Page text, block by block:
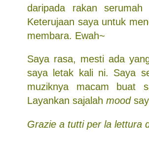
daripada rakan
Keterujaan saya untuk
membara. Ewah~
Saya rasa, mesti ada
saya letak kali ni. Saya
muziknya macam buat
Layankan sajalah mood
Grazie a tutti per la lettura